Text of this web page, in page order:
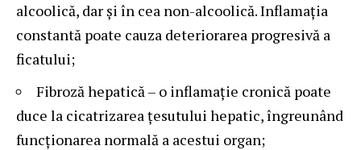
alcoolică, dar și în cea non-alcoolică. Inflamația
constantă poate cauza deteriorarea progresivă a
ficatului;
Fibroză hepatică – o inflamație cronică poate
duce la cicatrizarea țesutului hepatic, îngreunând
funcționarea normală a acestui organ;